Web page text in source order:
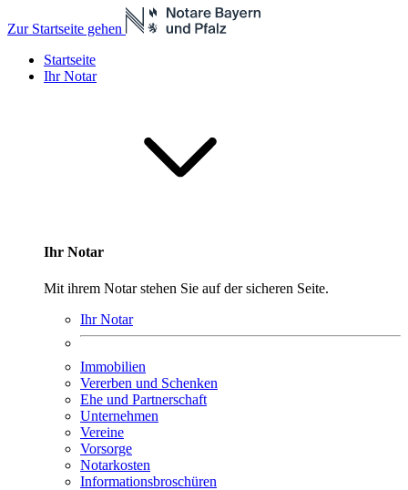
Zur Startseite gehen
Startseite
Ihr Notar
Ihr Notar
Mit ihrem Notar stehen Sie auf der sicheren Seite.
Ihr Notar
Immobilien
Vererben und Schenken
Ehe und Partnerschaft
Unternehmen
Vereine
Vorsorge
Notarkosten
Informationsbroschüren